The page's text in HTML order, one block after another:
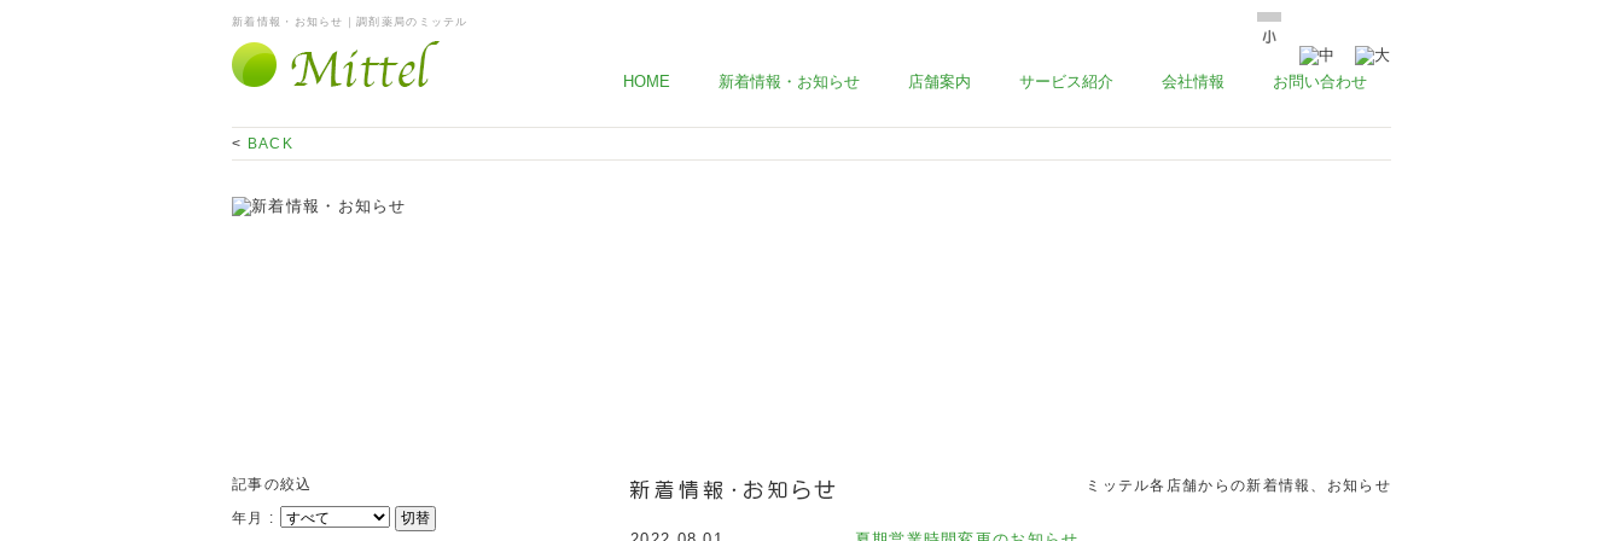
新着情報・お知らせ｜調剤薬局のミッテル
HOME 新着情報・お知らせ 店舗案内 サービス紹介 会社情報 お問い合わせ
< BACK
ミッテル各店舗からの新着情報、お知らせ
記事の絞込
年月 :